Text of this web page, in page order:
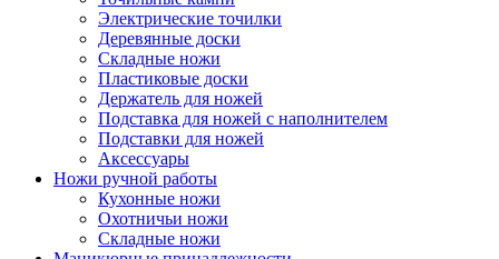
Электрические точилки
Деревянные доски
Складные ножи
Пластиковые доски
Держатель для ножей
Подставка для ножей с наполнителем
Подставки для ножей
Аксессуары
Ножи ручной работы
Кухонные ножи
Охотничьи ножи
Складные ножи